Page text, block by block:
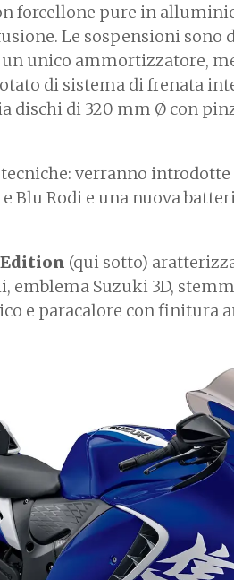
forcellone pure in
Le sospensioni sono
unico ammortizzatore,
di sistema di frenata
dischi di 320 mm Ø con
verranno introdotte
Blu Rodi e una nuova
Edition (qui sotto)
emblema Suzuki 3D,
e paracalore con finitura